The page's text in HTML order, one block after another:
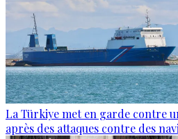
La Türkiye met en garde contre
après des attaques contre des